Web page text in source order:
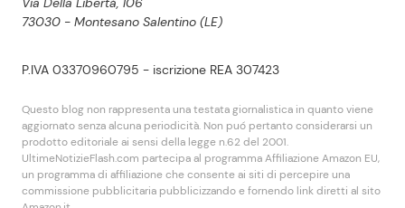
73030 - Montesano Salentino (LE)
P.IVA 03370960795 - iscrizione REA 307423
Questo blog non rappresenta una testata giornalistica in quanto viene
aggiornato senza alcuna periodicità. Non puó pertanto considerarsi un
prodotto editoriale ai sensi della legge n.62 del 2001.
UltimeNotizieFlash.com partecipa al programma Affiliazione Amazon EU,
un programma di affiliazione che consente ai siti di percepire una
commissione pubblicitaria pubblicizzando e fornendo link diretti al sito